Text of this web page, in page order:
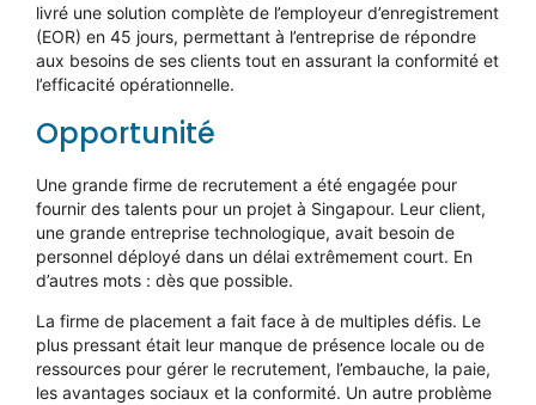
livré une solution complète de l’employeur d’enregistrement
(EOR) en 45 jours, permettant à l’entreprise de répondre
aux besoins de ses clients tout en assurant la conformité et
l’efficacité opérationnelle.
Opportunité
Une grande firme de recrutement a été engagée pour
fournir des talents pour un projet à Singapour. Leur client,
une grande entreprise technologique, avait besoin de
personnel déployé dans un délai extrêmement court. En
d’autres mots : dès que possible.
La firme de placement a fait face à de multiples défis. Le
plus pressant était leur manque de présence locale ou de
ressources pour gérer le recrutement, l’embauche, la paie,
les avantages sociaux et la conformité. Un autre problème